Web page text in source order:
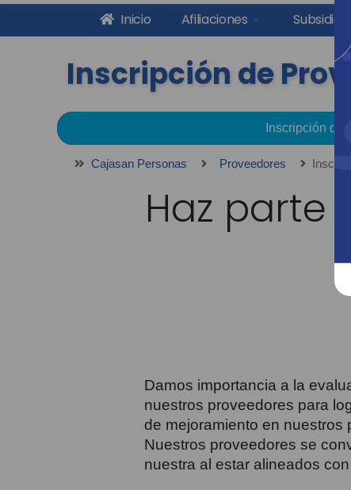
Inicio Afiliaciones Subsidios
Inscripción de
Inscripción de
Cajasan Personas Proveedores
Haz parte
Damos importancia a la
nuestros proveedores para
de mejoramiento en nuestros
Nuestros proveedores se
nuestra al estar alineados